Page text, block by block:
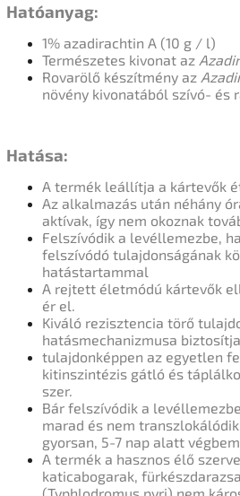
Hatóanyag:
1% azadirachtin A (10 g / l)
Természetes kivonat az
Rovarölő készítmény az
növény kivonatából szívó- és
Hatása:
A termék leállítja a kártevők
Az alkalmazás után néhány
aktívak, így nem okoznak
Felszívódik a levéllemezbe,
felszívódó tulajdonságának
hatástartammal
A rejtett életmódú kártevők
ér el.
Kiváló rezisztencia törő
hatásmechanizmusa biztosítja
tulajdonképpen az egyetlen
kitinszintézis gátló és
szer.
Bár felszívódik a
marad és nem
gyorsan, 5-7 nap alatt
A termék a hasznos élő
katicabogarak, fürkészd